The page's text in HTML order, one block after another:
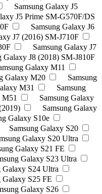
Samsung Galaxy J5
J5 Prime SM-G570F/DS
Samsung Galaxy J6
J7 (2016) SM-J710F
Samsung Galaxy J7
Galaxy J8 (2018) SM-J810F
Galaxy M11
Galaxy M20
Samsung
M31
Samsung
M51
Samsung Galaxy
Samsung Galaxy
Galaxy S10e
Samsung Galaxy S20
Galaxy S20 Ultra
Galaxy S21 FE
Galaxy S23 Ultra
Galaxy S24 Ultra
Galaxy S25 FE
Galaxy S26